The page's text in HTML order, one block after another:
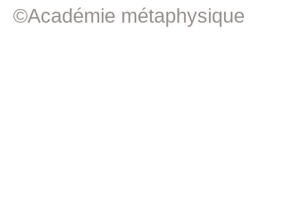
©Académie métaphysique